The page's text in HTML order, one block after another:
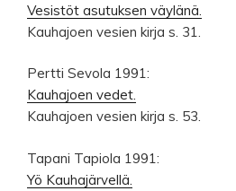
Vesistöt asutuksen väylänä.
Kauhajoen vesien kirja s. 31.
Pertti Sevola 1991:
Kauhajoen vedet.
Kauhajoen vesien kirja s. 53.
Tapani Tapiola 1991:
Yö Kauhajärvellä.